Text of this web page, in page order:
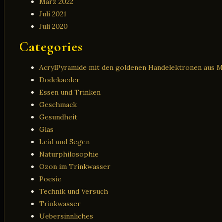
Juli 2021
Juli 2020
Categories
AcrylPyramide mit den goldenen Handelektronen aus
Dodekaeder
Essen und Trinken
Geschmack
Gesundheit
Glas
Leid und Segen
Naturphilosophie
Ozon im Trinkwasser
Poesie
Technik und Versuch
Trinkwasser
Uebersinnliches